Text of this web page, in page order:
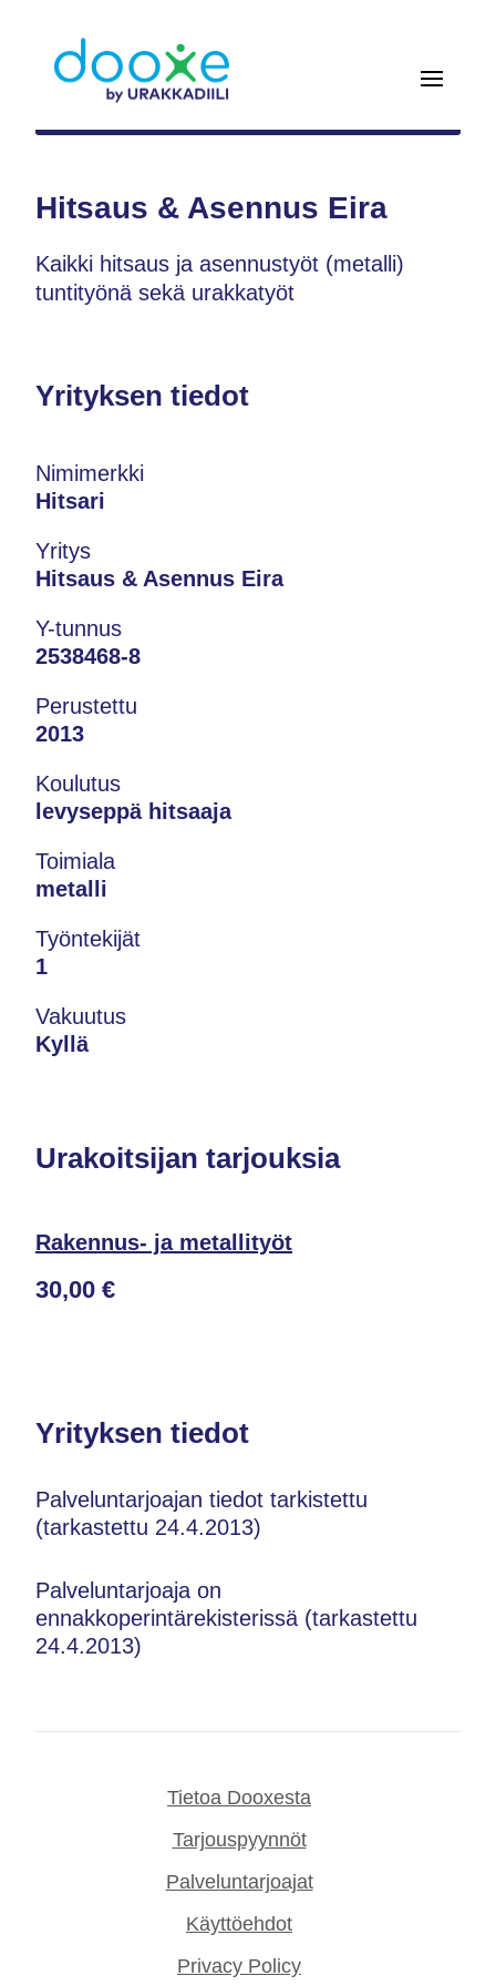
Hitsaus & Asennus Eira
Kaikki hitsaus ja asennustyöt (metalli)
tuntityönä sekä urakkatyöt
Yrityksen tiedot
Nimimerkki
Hitsari
Yritys
Hitsaus & Asennus Eira
Y-tunnus
2538468-8
Perustettu
2013
Koulutus
levyseppä hitsaaja
Toimiala
metalli
Työntekijät
1
Vakuutus
Kyllä
Urakoitsijan tarjouksia
Rakennus- ja metallityöt
30,00 €
Yrityksen tiedot
Palveluntarjoajan tiedot tarkistettu
(tarkastettu 24.4.2013)
Palveluntarjoaja on
ennakkoperintärekisterissä (tarkastettu
24.4.2013)
Tietoa Dooxesta
Tarjouspyynnöt
Palveluntarjoajat
Käyttöehdot
Privacy Policy